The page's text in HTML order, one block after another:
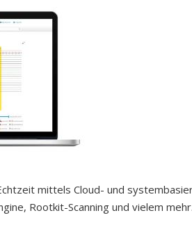
mittels Cloud- und
Rootkit-Scanning und vielem mehr.